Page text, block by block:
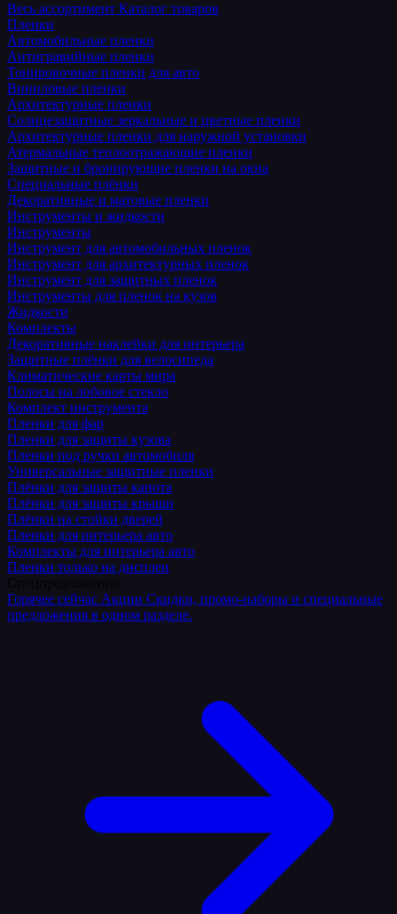
Весь ассортимент Каталог товаров
Пленки
Автомобильные пленки
Антигравийные пленки
Тонировочные пленки для авто
Виниловые пленки
Архитектурные пленки
Солнцезащитные зеркальные и цветные пленки
Архитектурные пленки для наружной установки
Атермальные теплоотражающие пленки
Защитные и бронирующие пленки на окна
Специальные плёнки
Декоративные и матовые пленки
Инструменты и жидкости
Инструменты
Инструмент для автомобильных пленок
Инструмент для архитектурных пленок
Инструмент для защитных пленок
Инструменты для пленок на кузов
Жидкости
Комплекты
Декоративные наклейки для интерьера
Защитные плёнки для велосипеда
Климатические карты мира
Полосы на лобовое стекло
Комплект инструмента
Пленки для фар
Пленки для защиты кузова
Пленки под ручки автомобиля
Универсальные защитные пленки
Плёнки для защиты капота
Плёнки для защиты крыши
Плёнки на стойки дверей
Пленки для интерьера авто
Комплекты для интерьера авто
Пленки только на дисплеи
Горячее сейчас Акции Скидки, промо-наборы и специальные
предложения в одном разделе.